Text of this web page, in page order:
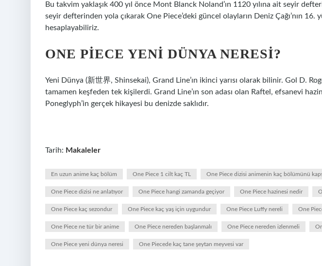
Bu takvim yaklaşık 400 yıl önce Mont Blanck Noland’ın 1120 yılına ait seyir
seyir defterinden yola çıkarak One Piece’deki güncel olayların Deniz Çağı’nın 16.
hesaplayabiliriz.
ONE PIECE YENI DÜNYA NERESI?
Yeni Dünya (新世界, Shinsekai), Grand Line’ın ikinci yarısı olarak bilinir. Gol D.
tamamen keşfeden tek kişilerdi. Grand Line’ın son adası olan Raftel, efsanevi
Poneglyph’in gerçek hikayesi bu denizde saklıdır.
Tarih: Makaleler
En uzun anime kaç bölüm One Piece 1 cilt kaç TL One Piece dizisi animenin kaç bölümünü
One Piece dizisi ne anlatıyor One Piece hangi zamanda geçiyor One Piece hazinesi nedir
One Piece kaç sezondur One Piece kaç yaş için uygundur One Piece Luffy nereli One
One Piece ne tür bir anime One Piece nereden başlanmalı One Piece nereden izlenmeli
One Piece yeni dünya neresi One Piecede kaç tane şeytan meyvesi var